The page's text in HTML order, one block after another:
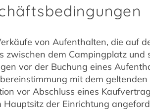
von Aufenthalten, die auf
dem Campingplatz und
vor der Buchung eines
mit dem geltenden
vor Abschluss eines
der Einrichtung